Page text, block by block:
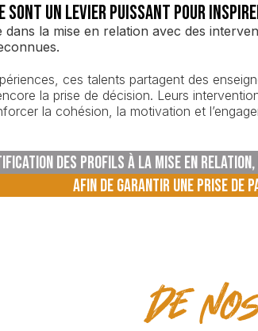
sont un levier puissant pour
la mise en relation avec des
ces talents partagent des
la prise de décision. Leurs
la cohésion, la motivation et
DES PROFILS À LA MISE EN
AFIN DE GARANTIR UNE PRISE DE
de